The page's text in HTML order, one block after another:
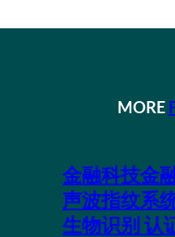
MORE
金融科技金
声波指纹系
生物识别 认